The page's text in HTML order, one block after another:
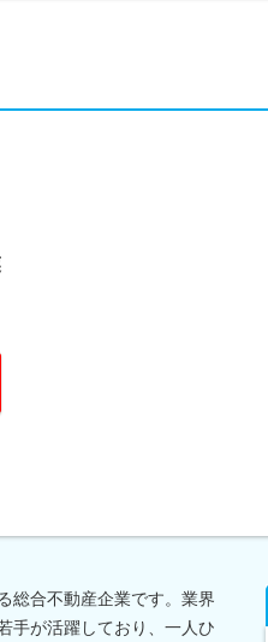
総合不動産企業です。業界
手が活躍しており、一人ひ